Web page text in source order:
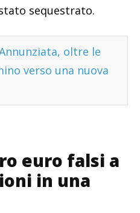
sequestrato.
oltre le
verso una nuova
euro falsi a
in una